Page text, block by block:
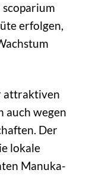
erfolgen,
attraktiven
auch wegen
Der
lokale
Manuka-